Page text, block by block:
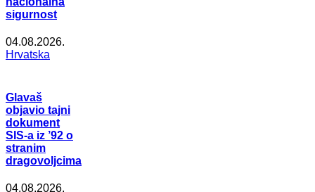
sigurnost
04.08.2026.
Hrvatska
Glavaš
objavio tajni
dokument
SIS-a iz ’92 o
stranim
dragovoljcima
04.08.2026.